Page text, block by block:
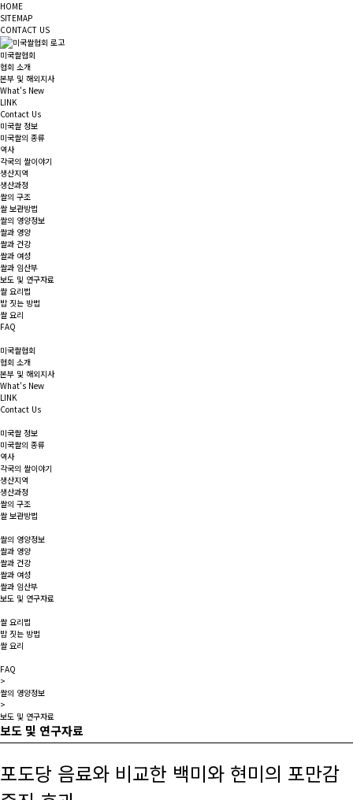
HOME
SITEMAP
CONTACT US
미국쌀협회
협회 소개
본부 및 해외지사
What's New
LINK
Contact Us
미국쌀 정보
미국쌀의 종류
역사
각국의 쌀이야기
생산지역
생산과정
쌀의 구조
쌀 보관방법
쌀의 영양정보
쌀과 영양
쌀과 건강
쌀과 여성
쌀과 임산부
보도 및 연구자료
쌀 요리법
밥 짓는 방법
쌀 요리
FAQ
미국쌀협회
협회 소개
본부 및 해외지사
What's New
LINK
Contact Us
미국쌀 정보
미국쌀의 종류
역사
각국의 쌀이야기
생산지역
생산과정
쌀의 구조
쌀 보관방법
쌀의 영양정보
쌀과 영양
쌀과 건강
쌀과 여성
쌀과 임산부
보도 및 연구자료
쌀 요리법
밥 짓는 방법
쌀 요리
FAQ
>
쌀의 영양정보
>
보도 및 연구자료
보도 및 연구자료
포도당 음료와 비교한 백미와 현미의 포만감